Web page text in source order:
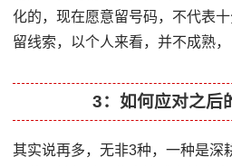
化的，现在愿意留号码，不代表
留线索，以个人来看，并不成熟，
3：如何应对之后
其实说再多，无非3种，一种是深